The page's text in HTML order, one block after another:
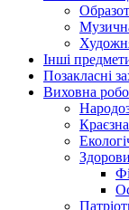
Інші
Позакласні
Виховна